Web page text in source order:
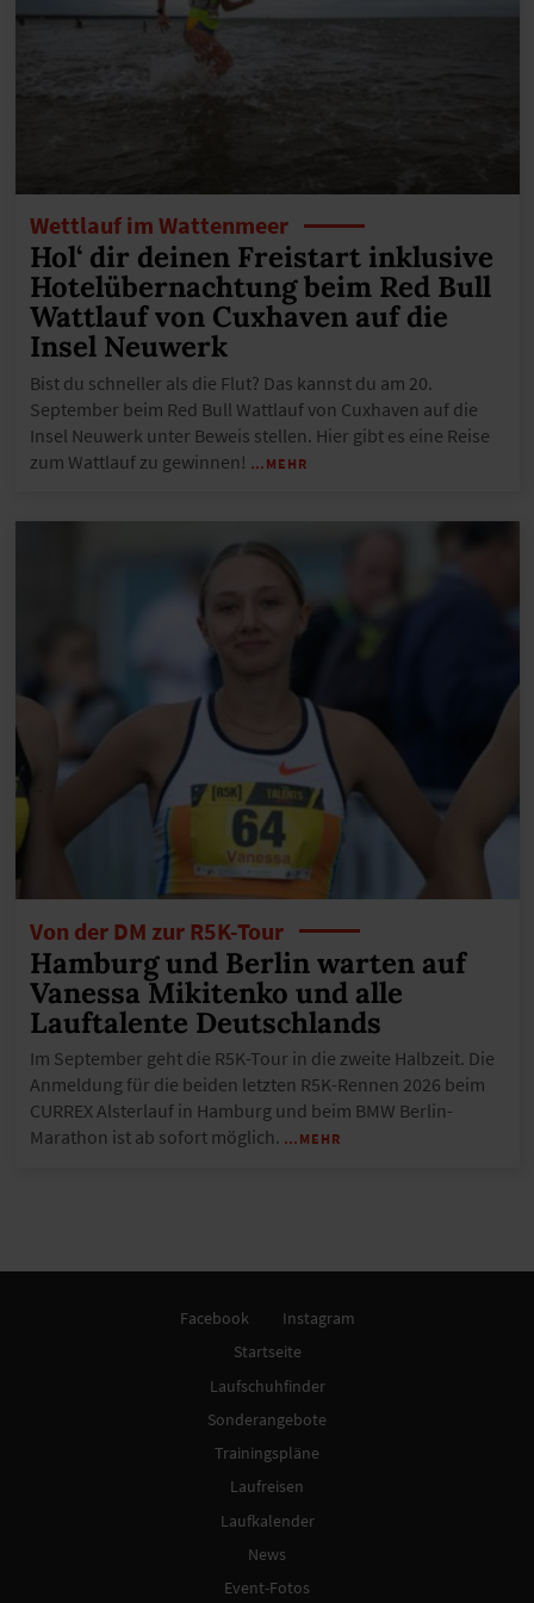
Wettlauf im Wattenmeer
Hol‘ dir deinen Freistart inklusive
Hotelübernachtung beim Red Bull
Wattlauf von Cuxhaven auf die
Insel Neuwerk
Bist du schneller als die Flut? Das kannst du am 20.
September beim Red Bull Wattlauf von Cuxhaven auf die
Insel Neuwerk unter Beweis stellen. Hier gibt es eine Reise
zum Wattlauf zu gewinnen! …MEHR
Von der DM zur R5K-Tour
Hamburg und Berlin warten auf
Vanessa Mikitenko und alle
Lauftalente Deutschlands
Im September geht die R5K-Tour in die zweite Halbzeit. Die
Anmeldung für die beiden letzten R5K-Rennen 2026 beim
CURREX Alsterlauf in Hamburg und beim BMW Berlin-
Marathon ist ab sofort möglich. …MEHR
Facebook
Instagram
Startseite
Laufschuhfinder
Sonderangebote
Trainingspläne
Laufreisen
Laufkalender
News
Event-Fotos